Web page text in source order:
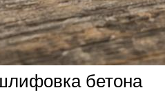
бетона